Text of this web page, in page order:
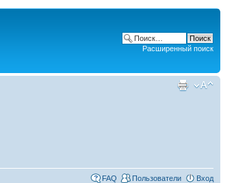
Расширенный поиск
FAQ Пользователи Вход